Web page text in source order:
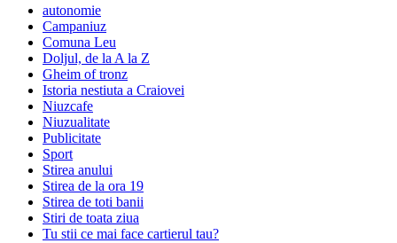
autonomie
Campaniuz
Comuna Leu
Doljul, de la A la Z
Gheim of tronz
Istoria nestiuta a Craiovei
Niuzcafe
Niuzualitate
Publicitate
Sport
Stirea anului
Stirea de la ora 19
Stirea de toti banii
Stiri de toata ziua
Tu stii ce mai face cartierul tau?